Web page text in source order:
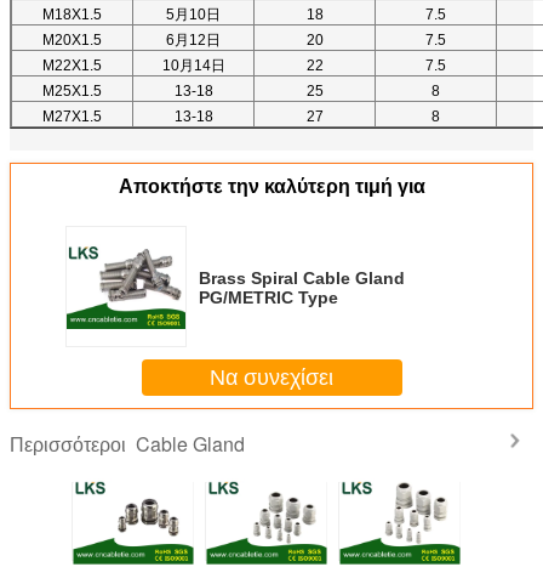
M18X1.5
5月10日 18
7.5
M20X1.5
6月12日 20
7.5
M22X1.5
10月14日 22
7.5
M25X1.5
13-18 25
8
M27X1.5
13-18 27 8
Αποκτήστε την καλύτερη τιμή για
Brass Spiral Cable Gland
PG/METRIC Type
Να συνεχίσει
Περισσότεροι Cable Gland